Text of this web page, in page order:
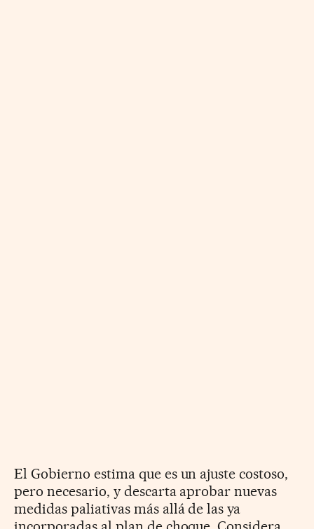
El Gobierno estima que es un ajuste costoso,
pero necesario, y descarta aprobar nuevas
medidas paliativas más allá de las ya